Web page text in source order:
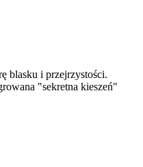
blasku i przejrzystości.
"sekretna kieszeń"